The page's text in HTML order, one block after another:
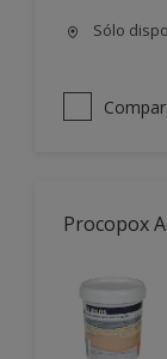
Sólo
Procopox